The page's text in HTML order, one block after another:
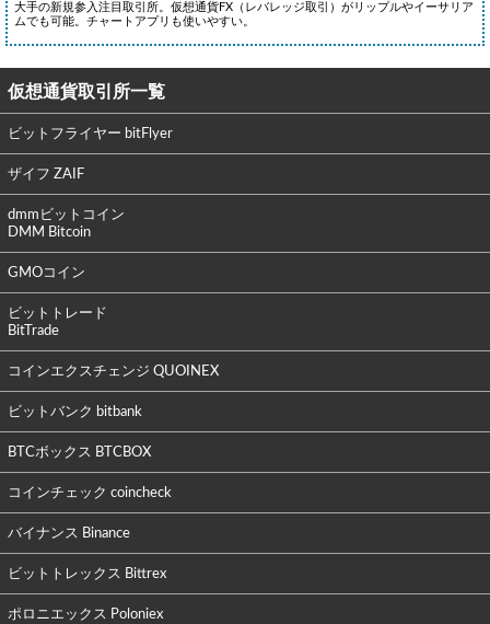
大手の新規参入注目取引所。仮想通貨FX（レバレッジ取引）がリップルやイーサリア
ムでも可能。チャートアプリも使いやすい。
仮想通貨取引所一覧
ビットフライヤー bitFlyer
ザイフ ZAIF
dmmビットコイン
DMM Bitcoin
GMOコイン
ビットトレード
BitTrade
コインエクスチェンジ QUOINEX
ビットバンク bitbank
BTCボックス BTCBOX
コインチェック coincheck
バイナンス Binance
ビットトレックス Bittrex
ポロニエックス Poloniex